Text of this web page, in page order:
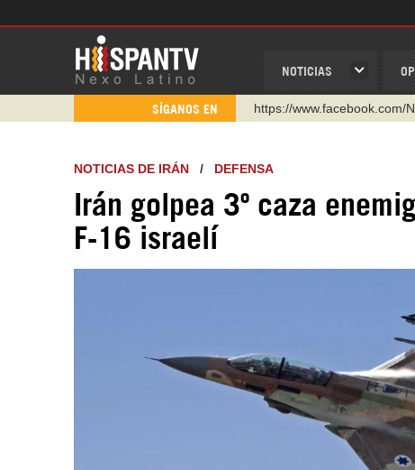
NOTICIAS
SÍGANOS EN
https://www.facebook.com/
http://twitter.com/nexo_latino
https://t.me/hispantvcanal
https://urmedium.com/c/
Instagram como: hispan_tv
NOTICIAS DE IRÁN / DEFENSA
Irán golpea 3º caza
F-16 israelí